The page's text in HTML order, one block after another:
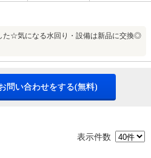
た☆気になる水回り・設備は新品に交換◎
問い合わせをする(無料)
表示件数